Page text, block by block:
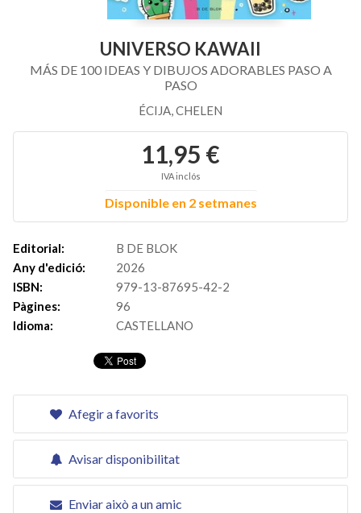
UNIVERSO KAWAII
MÁS DE 100 IDEAS Y DIBUJOS ADORABLES PASO A
PASO
ÉCIJA, CHELEN
11,95 €
IVA inclós
Disponible en 2 setmanes
Editorial:
B DE BLOK
Any d'edició:
2026
ISBN:
979-13-87695-42-2
Pàgines:
96
Idioma:
CASTELLANO
Afegir a favorits
Avisar disponibilitat
Enviar això a un amic